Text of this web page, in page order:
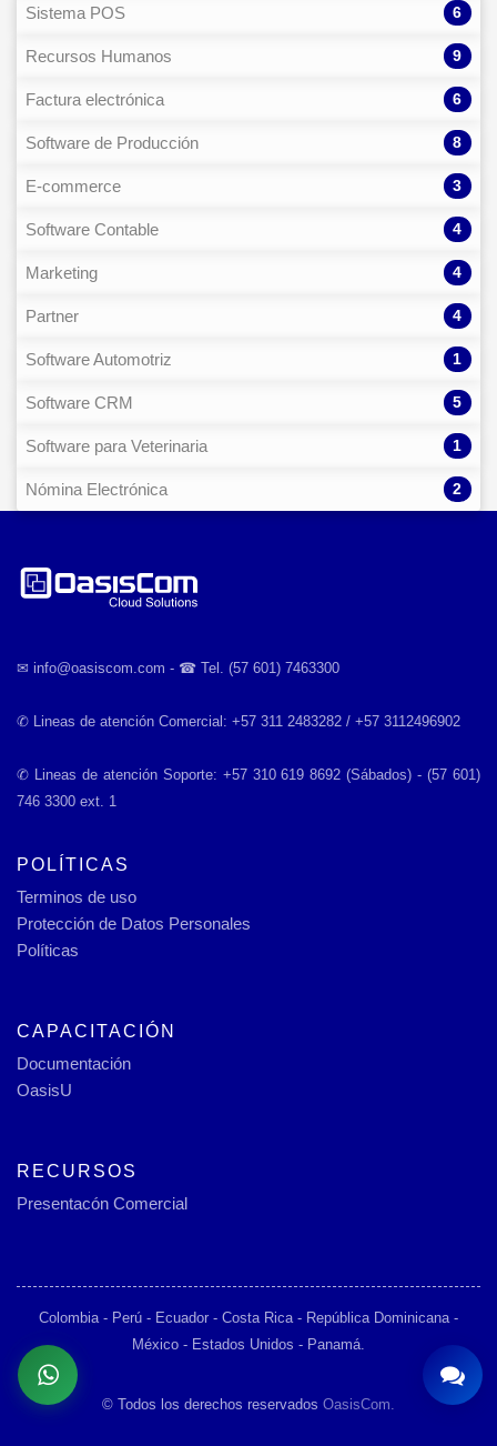
Sistema POS 6
Recursos Humanos 9
Factura electrónica 6
Software de Producción 8
E-commerce 3
Software Contable 4
Marketing 4
Partner 4
Software Automotriz 1
Software CRM 5
Software para Veterinaria 1
Nómina Electrónica 2
✉︎ info@oasiscom.com - ☎︎ Tel. (57 601) 7463300
✆ Lineas de atención Comercial: +57 311 2483282 / +57 3112496902
✆ Lineas de atención Soporte: +57 310 619 8692 (Sábados) - (57 601)
746 3300 ext. 1
POLÍTICAS
Terminos de uso
Protección de Datos Personales
Políticas
CAPACITACIÓN
Documentación
OasisU
RECURSOS
Presentacón Comercial
Colombia - Perú - Ecuador - Costa Rica - República Dominicana -
México - Estados Unidos - Panamá.
© Todos los derechos reservados OasisCom.